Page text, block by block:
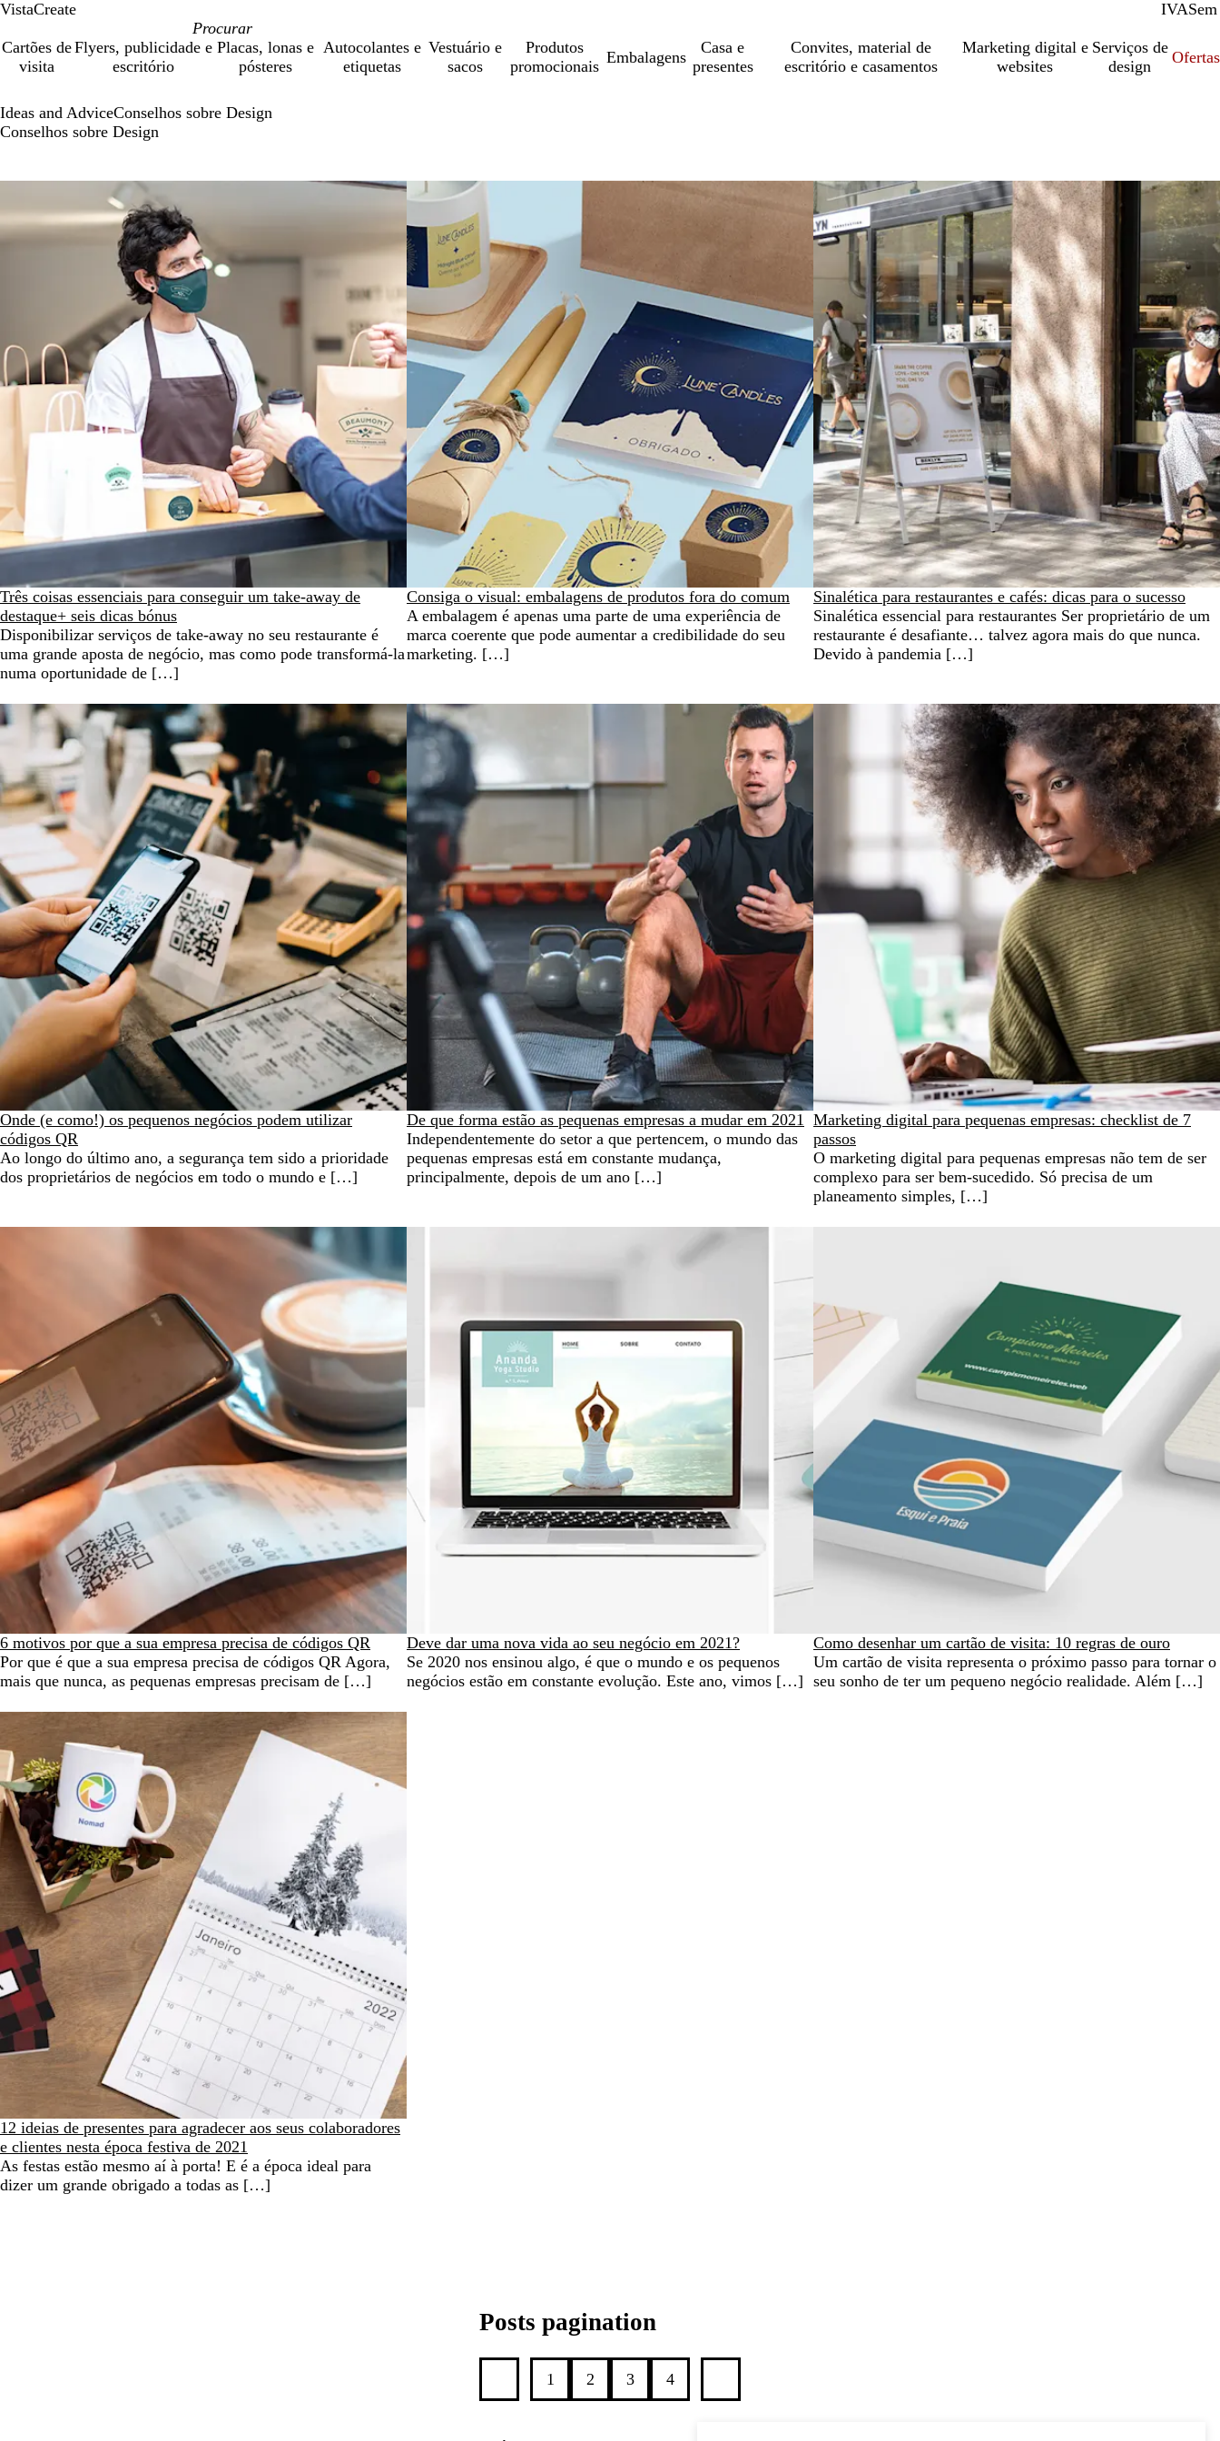
VistaCreate IVACom
Sem
Cartões de
visita
Flyers, publicidade e
escritório
Placas, lonas e
pósteres
Autocolantes e
etiquetas
Vestuário e
sacos
Produtos
promocionais
Embalagens
Casa e
presentes
Convites, material de
escritório e casamentos
Marketing digital e
websites
Serviços de
design
Ofertas
Ideas and AdviceConselhos sobre Design
Conselhos sobre Design
Três coisas essenciais para conseguir um take-away de
destaque+ seis dicas bónus
Disponibilizar serviços de take-away no seu restaurante é
uma grande aposta de negócio, mas como pode transformá-la
numa oportunidade de […]
Consiga o visual: embalagens de produtos fora do comum
A embalagem é apenas uma parte de uma experiência de
marca coerente que pode aumentar a credibilidade do seu
marketing. […]
Sinalética para restaurantes e cafés: dicas para o sucesso
Sinalética essencial para restaurantes Ser proprietário de um
restaurante é desafiante… talvez agora mais do que nunca.
Devido à pandemia […]
Onde (e como!) os pequenos negócios podem utilizar
códigos QR
Ao longo do último ano, a segurança tem sido a prioridade
dos proprietários de negócios em todo o mundo e […]
De que forma estão as pequenas empresas a mudar em 2021
Independentemente do setor a que pertencem, o mundo das
pequenas empresas está em constante mudança,
principalmente, depois de um ano […]
Marketing digital para pequenas empresas: checklist de 7
passos
O marketing digital para pequenas empresas não tem de ser
complexo para ser bem-sucedido. Só precisa de um
planeamento simples, […]
6 motivos por que a sua empresa precisa de códigos QR
Por que é que a sua empresa precisa de códigos QR Agora,
mais que nunca, as pequenas empresas precisam de […]
Deve dar uma nova vida ao seu negócio em 2021?
Se 2020 nos ensinou algo, é que o mundo e os pequenos
negócios estão em constante evolução. Este ano, vimos […]
Como desenhar um cartão de visita: 10 regras de ouro
Um cartão de visita representa o próximo passo para tornar o
seu sonho de ter um pequeno negócio realidade. Além […]
12 ideias de presentes para agradecer aos seus colaboradores
e clientes nesta época festiva de 2021
As festas estão mesmo aí à porta! E é a época ideal para
dizer um grande obrigado a todas as […]
Posts pagination
1 2 3 4